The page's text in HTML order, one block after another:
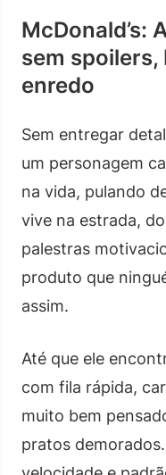
McDonald’s:
sem
enredo
Sem entregar
um personagem
na vida, pulando
vive na estrada,
palestras
produto que
assim.
Até que ele
com fila rápida,
muito bem
pratos